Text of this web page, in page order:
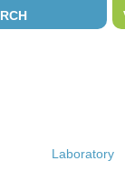
Laboratory